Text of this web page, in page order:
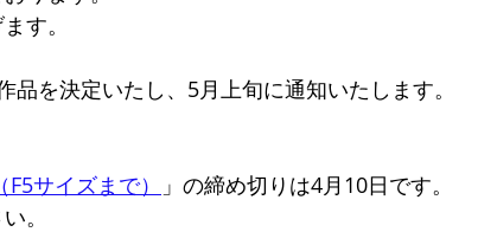
す。
を決定いたし、5月上旬に通知いたします。
サイズまで）
」の締め切りは4月10日です。
。